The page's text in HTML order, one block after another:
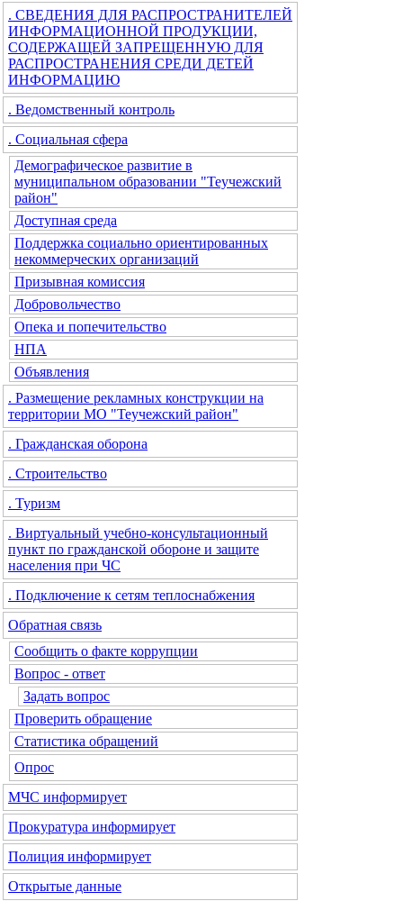
. СВЕДЕНИЯ ДЛЯ РАСПРОСТРАНИТЕЛЕЙ
ИНФОРМАЦИОННОЙ ПРОДУКЦИИ,
СОДЕРЖАЩЕЙ ЗАПРЕЩЕННУЮ ДЛЯ
РАСПРОСТРАНЕНИЯ СРЕДИ ДЕТЕЙ
ИНФОРМАЦИЮ
. Ведомственный контроль
. Социальная сфера
Демографическое развитие в
муниципальном образовании "Теучежский
район"
Доступная среда
Поддержка социально ориентированных
некоммерческих организаций
Призывная комиссия
Добровольчество
Опека и попечительство
НПА
Объявления
. Размещение рекламных конструкции на
территории МО "Теучежский район"
. Гражданская оборона
. Строительство
. Туризм
. Виртуальный учебно-консультационный
пункт по гражданской обороне и защите
населения при ЧС
. Подключение к сетям теплоснабжения
Обратная связь
Сообщить о факте коррупции
Вопрос - ответ
Задать вопрос
Проверить обращение
Статистика обращений
Опрос
МЧС информирует
Прокуратура информирует
Полиция информирует
Открытые данные